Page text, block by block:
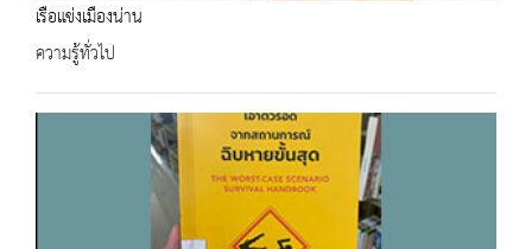
เรือแข่งเมืองน่าน
ความรู้ทั่วไป